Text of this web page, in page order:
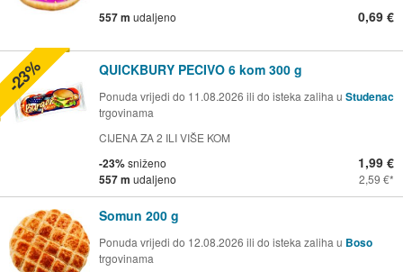
557 m udaljeno 0,69 €
QUICKBURY PECIVO 6 kom 300 g
Ponuda vrijedi do 11.08.2026 ili do isteka zaliha u Studenac
trgovinama
CIJENA ZA 2 ILI VIŠE KOM
-23%sniženo
557 m udaljeno
1,99 €
2,59 €
-23%
Somun 200 g
Ponuda vrijedi do 12.08.2026 ili do isteka zaliha u Boso
trgovinama